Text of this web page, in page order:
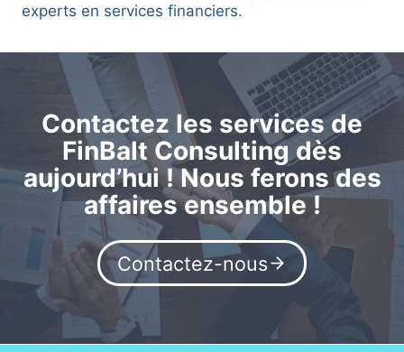
experts en services financiers.
Contactez les services de
FinBalt Consulting dès
aujourd’hui ! Nous ferons des
affaires ensemble !
Contactez-nous